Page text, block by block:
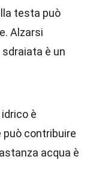
testa può
Alzarsi
è un
è
contribuire
acqua è